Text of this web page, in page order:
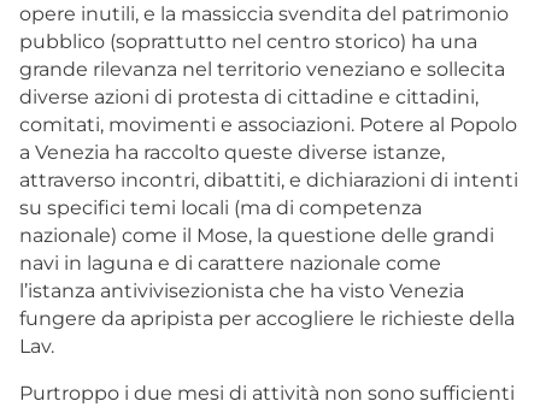
opere inutili, e la massiccia svendita del patrimonio
pubblico (soprattutto nel centro storico) ha una
grande rilevanza nel territorio veneziano e sollecita
diverse azioni di protesta di cittadine e cittadini,
comitati, movimenti e associazioni. Potere al Popolo
a Venezia ha raccolto queste diverse istanze,
attraverso incontri, dibattiti, e dichiarazioni di intenti
su specifici temi locali (ma di competenza
nazionale) come il Mose, la questione delle grandi
navi in laguna e di carattere nazionale come
l’istanza antivivisezionista che ha visto Venezia
fungere da apripista per accogliere le richieste della
Lav.
Purtroppo i due mesi di attività non sono sufficienti